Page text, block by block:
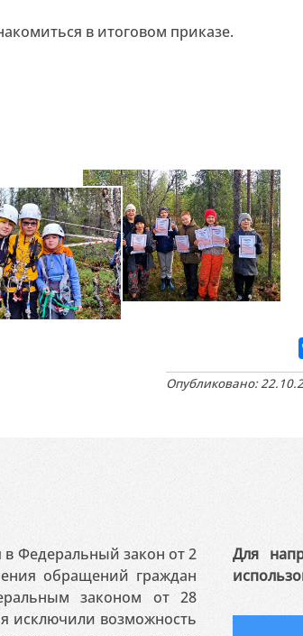
в итоговом приказе.
Опубликовано:
в Федеральный закон от 2
обращений граждан
законом от 28
исключили возможность
Для